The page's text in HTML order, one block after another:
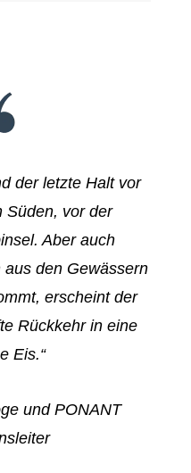
der letzte Halt vor
Süden, vor der
Aber auch
den Gewässern
erscheint der
Rückkehr in eine
Eis.“
und PONANT